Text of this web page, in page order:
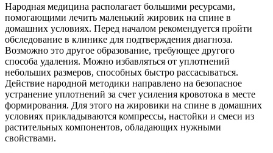
Народная медицина располагает большими ресурсами,
помогающими лечить маленький жировик на спине в
домашних условиях. Перед началом рекомендуется пройти
обследование в клинике для подтверждения диагноза.
Возможно это другое образование, требующее другого
способа удаления. Можно избавляться от уплотнений
небольших размеров, способных быстро рассасываться.
Действие народной методики направлено на безопасное
устранение уплотнений за счет усиления кровотока в месте
формирования. Для этого на жировики на спине в домашних
условиях прикладываются компрессы, настойки и смеси из
растительных компонентов, обладающих нужными
свойствами.